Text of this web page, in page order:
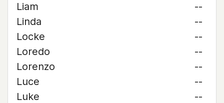
Liam
--
Linda
--
Locke
--
Loredo
--
Lorenzo
--
Luce
--
Luke
--